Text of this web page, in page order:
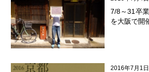
7/8～31卒
を大阪で開
2016年7月1日